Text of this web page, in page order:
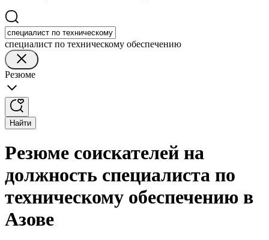
специалист по техническому обеспечению
Резюме
Найти
Резюме соискателей на
должность специалиста по
техническому обеспечению в
Азове